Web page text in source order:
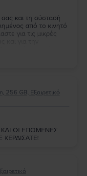
και τη σύστασή
από το κινητό
για τις μικρές
εμάς, αλλά
σας. Θα
256 GB, Εξαιρετικό
ΟΙ ΕΠΟΜΕΝΕΣ